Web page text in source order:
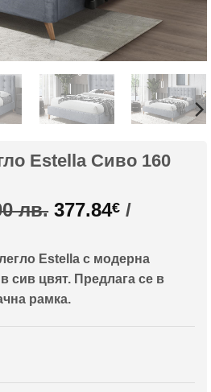
Estella Сиво 160
лв. Original
472.43€
/
924.00
377.84€ /
Estella с модерна
сив цвят. Предлага се в
рамка.